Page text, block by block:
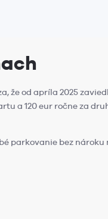
že od apríla 2025
a 120 eur ročne za
parkovanie bez nároku